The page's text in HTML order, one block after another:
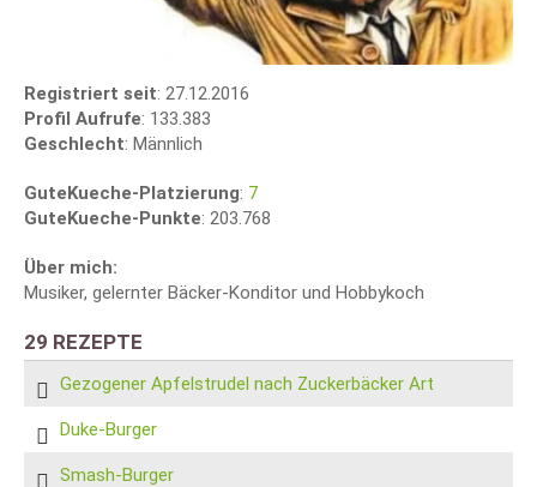
Registriert seit: 27.12.2016
Profil Aufrufe: 133.383
Geschlecht: Männlich
GuteKueche-Platzierung: 7
GuteKueche-Punkte: 203.768
Über mich:
Musiker, gelernter Bäcker-Konditor und Hobbykoch
29 REZEPTE
Gezogener Apfelstrudel nach Zuckerbäcker Art
Duke-Burger
Smash-Burger